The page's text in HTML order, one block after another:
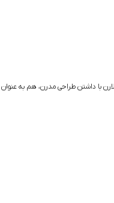
با داشتن طراحی مدرن، هم به عنوان